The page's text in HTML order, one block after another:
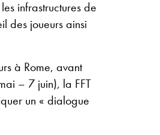
infrastructures de
des joueurs ainsi
à Rome, avant
– 7 juin), la FFT
un « dialogue